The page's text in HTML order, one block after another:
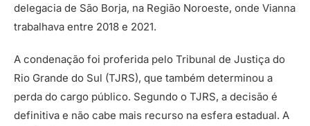
delegacia de São Borja, na Região Noroeste, onde Vianna
trabalhava entre 2018 e 2021.
A condenação foi proferida pelo Tribunal de Justiça do
Rio Grande do Sul (TJRS), que também determinou a
perda do cargo público. Segundo o TJRS, a decisão é
definitiva e não cabe mais recurso na esfera estadual. A